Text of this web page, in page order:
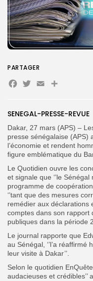
Search
for:
SENEGAL-PRESSE-REVUE
Dakar, 27 mars (APS) –
presse sénégalaise (APS)
l’économie et rendent
figure emblématique du
Le Quotidien ouvre les
et signale que ‘’le
programme de coopération
‘’tant que des mesures
remédier aux déclarations
comptes dans son rapport
publiques dans la période
Le journal rapporte que
au Sénégal, ‘’l’a
leur visite à Dakar’’.
Selon le quotidien
audacieuses et crédibles’’
PARTAGER
Facebook
Twitter
Email